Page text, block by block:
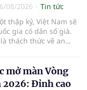
08/2026
Tin tức
thập kỷ, Việt Nam sẽ
gia có dân số già.
thách thức về an
tỷ USD.
mở màn Vòng
2026: Đỉnh cao